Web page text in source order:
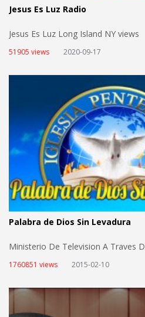
Jesus Es Luz Radio
Jesus Es Luz Long Island NY views
51905 views 2020-09-17
Palabra de Dios Sin Levadura
Ministerio De Television A Traves
1760851 views 2015-02-10